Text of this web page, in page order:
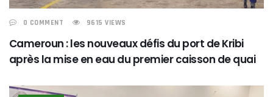
0 COMMENT 9615 VIEWS
Cameroun : les nouveaux défis du port de Kribi
après la mise en eau du premier caisson de quai